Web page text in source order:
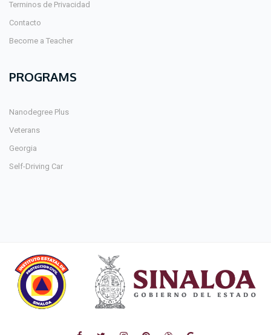
Terminos de Privacidad
Contacto
Become a Teacher
PROGRAMS
Nanodegree Plus
Veterans
Georgia
Self-Driving Car